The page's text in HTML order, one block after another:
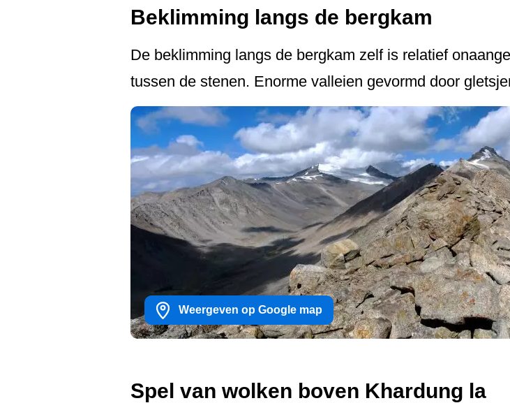
Beklimming langs de bergkam
De beklimming langs de bergkam zelf is relatief
tussen de stenen. Enorme valleien gevormd door
Weergeven op Google map
Spel van wolken boven Khardung la